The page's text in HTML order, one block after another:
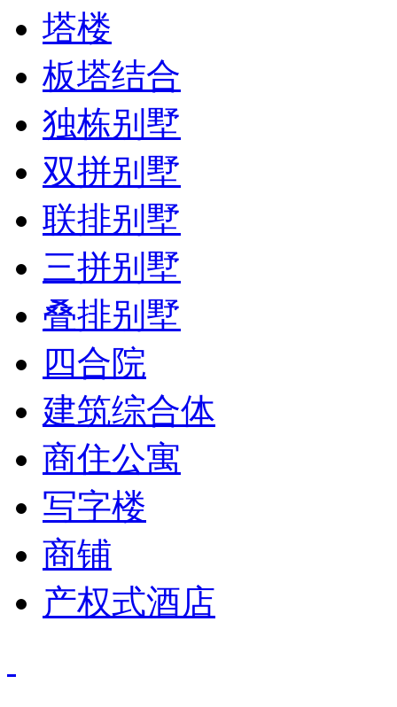
塔楼
板塔结合
独栋别墅
双拼别墅
联排别墅
三拼别墅
叠排别墅
四合院
建筑综合体
商住公寓
写字楼
商铺
产权式酒店